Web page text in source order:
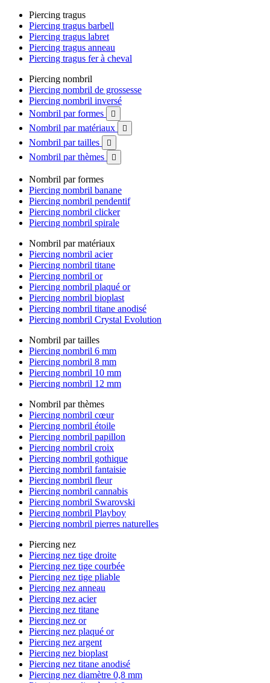
Piercing tragus
Piercing tragus barbell
Piercing tragus labret
Piercing tragus anneau
Piercing tragus fer à cheval
Piercing nombril
Piercing nombril de grossesse
Piercing nombril inversé
Nombril par formes

Nombril par matériaux 
Nombril par tailles 
Nombril par thèmes 
Nombril par formes
Piercing nombril banane
Piercing nombril pendentif
Piercing nombril clicker
Piercing nombril spirale
Nombril par matériaux
Piercing nombril acier
Piercing nombril titane
Piercing nombril or
Piercing nombril plaqué or
Piercing nombril bioplast
Piercing nombril titane anodisé
Piercing nombril Crystal Evolution
Nombril par tailles
Piercing nombril 6 mm
Piercing nombril 8 mm
Piercing nombril 10 mm
Piercing nombril 12 mm
Nombril par thèmes
Piercing nombril cœur
Piercing nombril étoile
Piercing nombril papillon
Piercing nombril croix
Piercing nombril gothique
Piercing nombril fantaisie
Piercing nombril fleur
Piercing nombril cannabis
Piercing nombril Swarovski
Piercing nombril Playboy
Piercing nombril pierres naturelles
Piercing nez
Piercing nez tige droite
Piercing nez tige courbée
Piercing nez tige pliable
Piercing nez anneau
Piercing nez acier
Piercing nez titane
Piercing nez or
Piercing nez plaqué or
Piercing nez argent
Piercing nez bioplast
Piercing nez titane anodisé
Piercing nez diamètre 0,8 mm